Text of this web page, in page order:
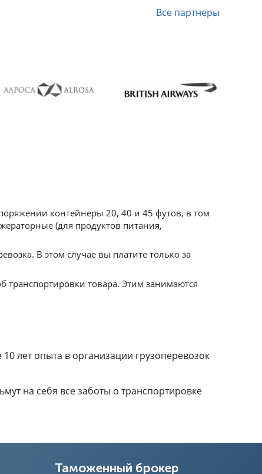
Все партнеры
контейнеры 20, 40 и 45 футов, в том
(для продуктов питания,
В этом случае вы платите только за
товара. Этим занимаются
лет опыта в организации грузоперевозок
на себя все заботы о транспортировке
Таможенный брокер